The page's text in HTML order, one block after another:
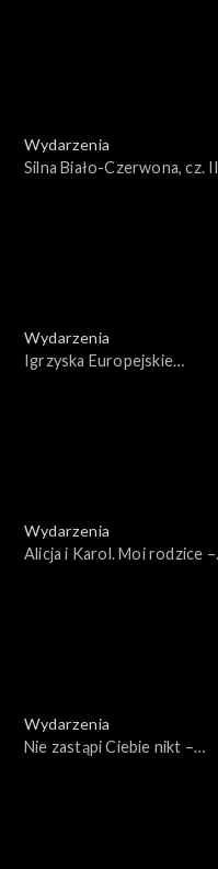
Wydarzenia
Silna Biało-Czerwona, cz. II
Wydarzenia
Igrzyska Europejskie
Wydarzenia
Alicja i Karol. Moi rodzice –
Wydarzenia
Nie zastąpi Ciebie nikt –